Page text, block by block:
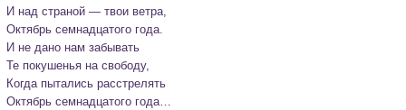
И над страной — твои ветра,
Октябрь семнадцатого года.
И не дано нам забывать
Те покушенья на свободу,
Когда пытались расстрелять
Октябрь семнадцатого года…